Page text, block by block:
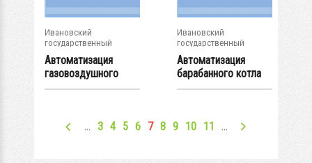
Ивановский
государственный
энергетический...
Автоматизация
газовоздушного
тракта котла ТП-87
Ивановский
государственный
энергетический...
Автоматизация
барабанного котла
БКЗ-320-140Г
… 3 4 5 6 7 8 9 10 11 …